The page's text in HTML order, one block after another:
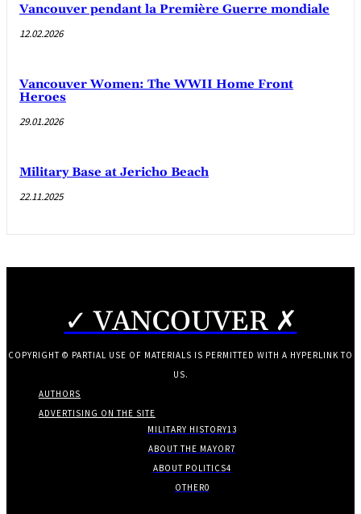
Vancouver pendant la Première Guerre mondiale
12.02.2026
Vancouver Women: The WWII Home Front
Heroes
29.01.2026
Military Base at Jericho Beach
22.11.2025
✓ VANCOUVER ✗
COPYRIGHT © PARTIAL USE OF MATERIALS IS PERMITTED WITH A HYPERLINK TO
US.
AUTHORS
ADVERTISING ON THE SITE
MILITARY HISTORY13
ABOUT THE MAYOR7
ABOUT POLITICS4
OTHER0